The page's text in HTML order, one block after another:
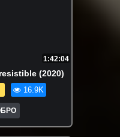
1:42:04
(2020)
16.9K